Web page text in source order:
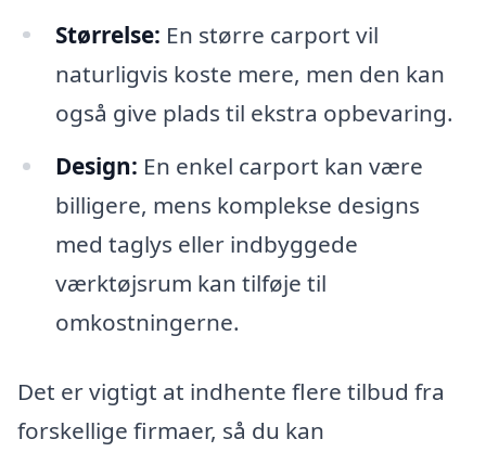
Størrelse: En større carport vil
naturligvis koste mere, men den kan
også give plads til ekstra opbevaring.
Design: En enkel carport kan være
billigere, mens komplekse designs
med taglys eller indbyggede
værktøjsrum kan tilføje til
omkostningerne.
Det er vigtigt at indhente flere tilbud fra
forskellige firmaer, så du kan